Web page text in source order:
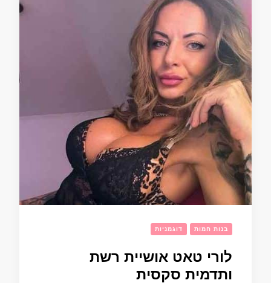
בנות חמות דוגמניות
לורי טאט אושיית רשת
ותדמית סקסית